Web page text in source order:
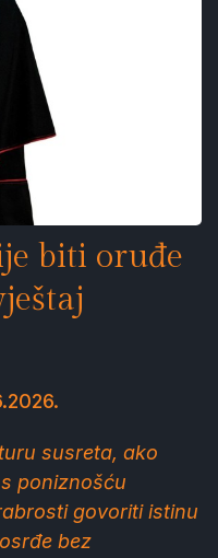
biti oruđe
susreta, ako
poniznošću
govoriti istinu
bez